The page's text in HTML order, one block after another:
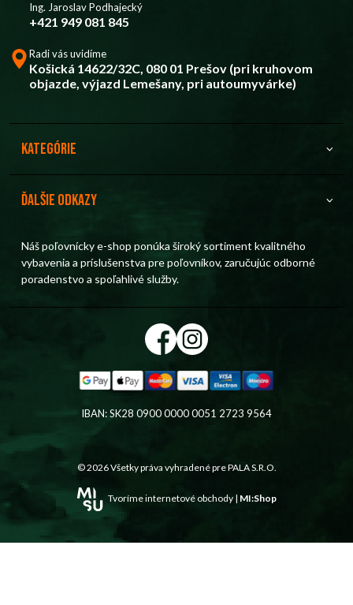
Ing. Jaroslav Podhajecký
+421 949 081 845
Radi vás uvidíme
Košická 14622/32C, 080 01 Prešov (pri kruhovom
objazde, výjazd Lemešany, pri autoumyvárke)
Kategórie
Ďalšie odkazy
Náš poľovnícky e-shop ponúka široký sortiment kvalitného
vybavenia a príslušenstva pre poľovníkov, zaručujúc odborné
poradenstvo a spoľahlivé služby.
IBAN: SK28 0900 0000 0051 2723 9564
© 2026 Všetky práva vyhradené prePALA S.R.O.
Tvoríme internetové obchody | MI:Shop